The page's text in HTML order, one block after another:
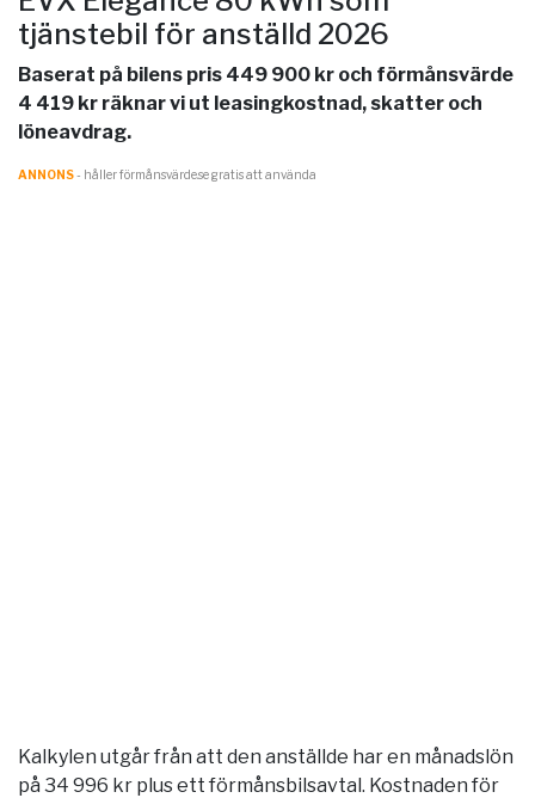
tjänstebil för anställd 2026
Baserat på bilens pris 449 900 kr och förmånsvärde
4 419 kr räknar vi ut leasingkostnad, skatter och
löneavdrag.
ANNONS- håller förmånsvärde.se gratis att använda
Kalkylen utgår från att den anställde har en månadslön
på 34 996 kr plus ett förmånsbilsavtal. Kostnaden för